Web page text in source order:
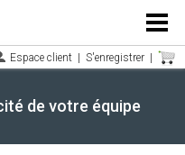
Menu
Espace client S'enregistrer
de votre équipe